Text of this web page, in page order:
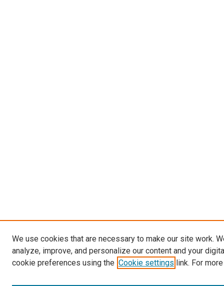
We use cookies that are necessary to make our site work.
analyze, improve, and personalize our content and your
cookie preferences using the Cookie settings link. For